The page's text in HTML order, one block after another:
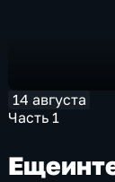
14 августа
Часть 1
Еще